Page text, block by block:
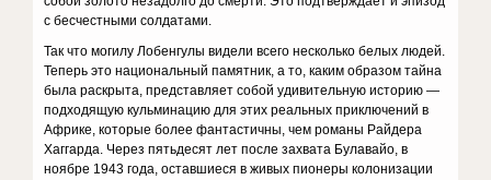
с бесчестными солдатами.
Так что могилу Лобенгулы видели всего несколько белых людей.
Теперь это национальный памятник, а то, каким образом тайна
была раскрыта, представляет собой удивительную историю —
подходящую кульми­нацию для этих реальных приключений в
Африке, ко­торые более фантастичны, чем романы Райдера
Хаггарда. Через пятьдесят лет после захвата Булавайо, в
ноябре 1943 года, оставшиеся в живых пионеры коло­низации